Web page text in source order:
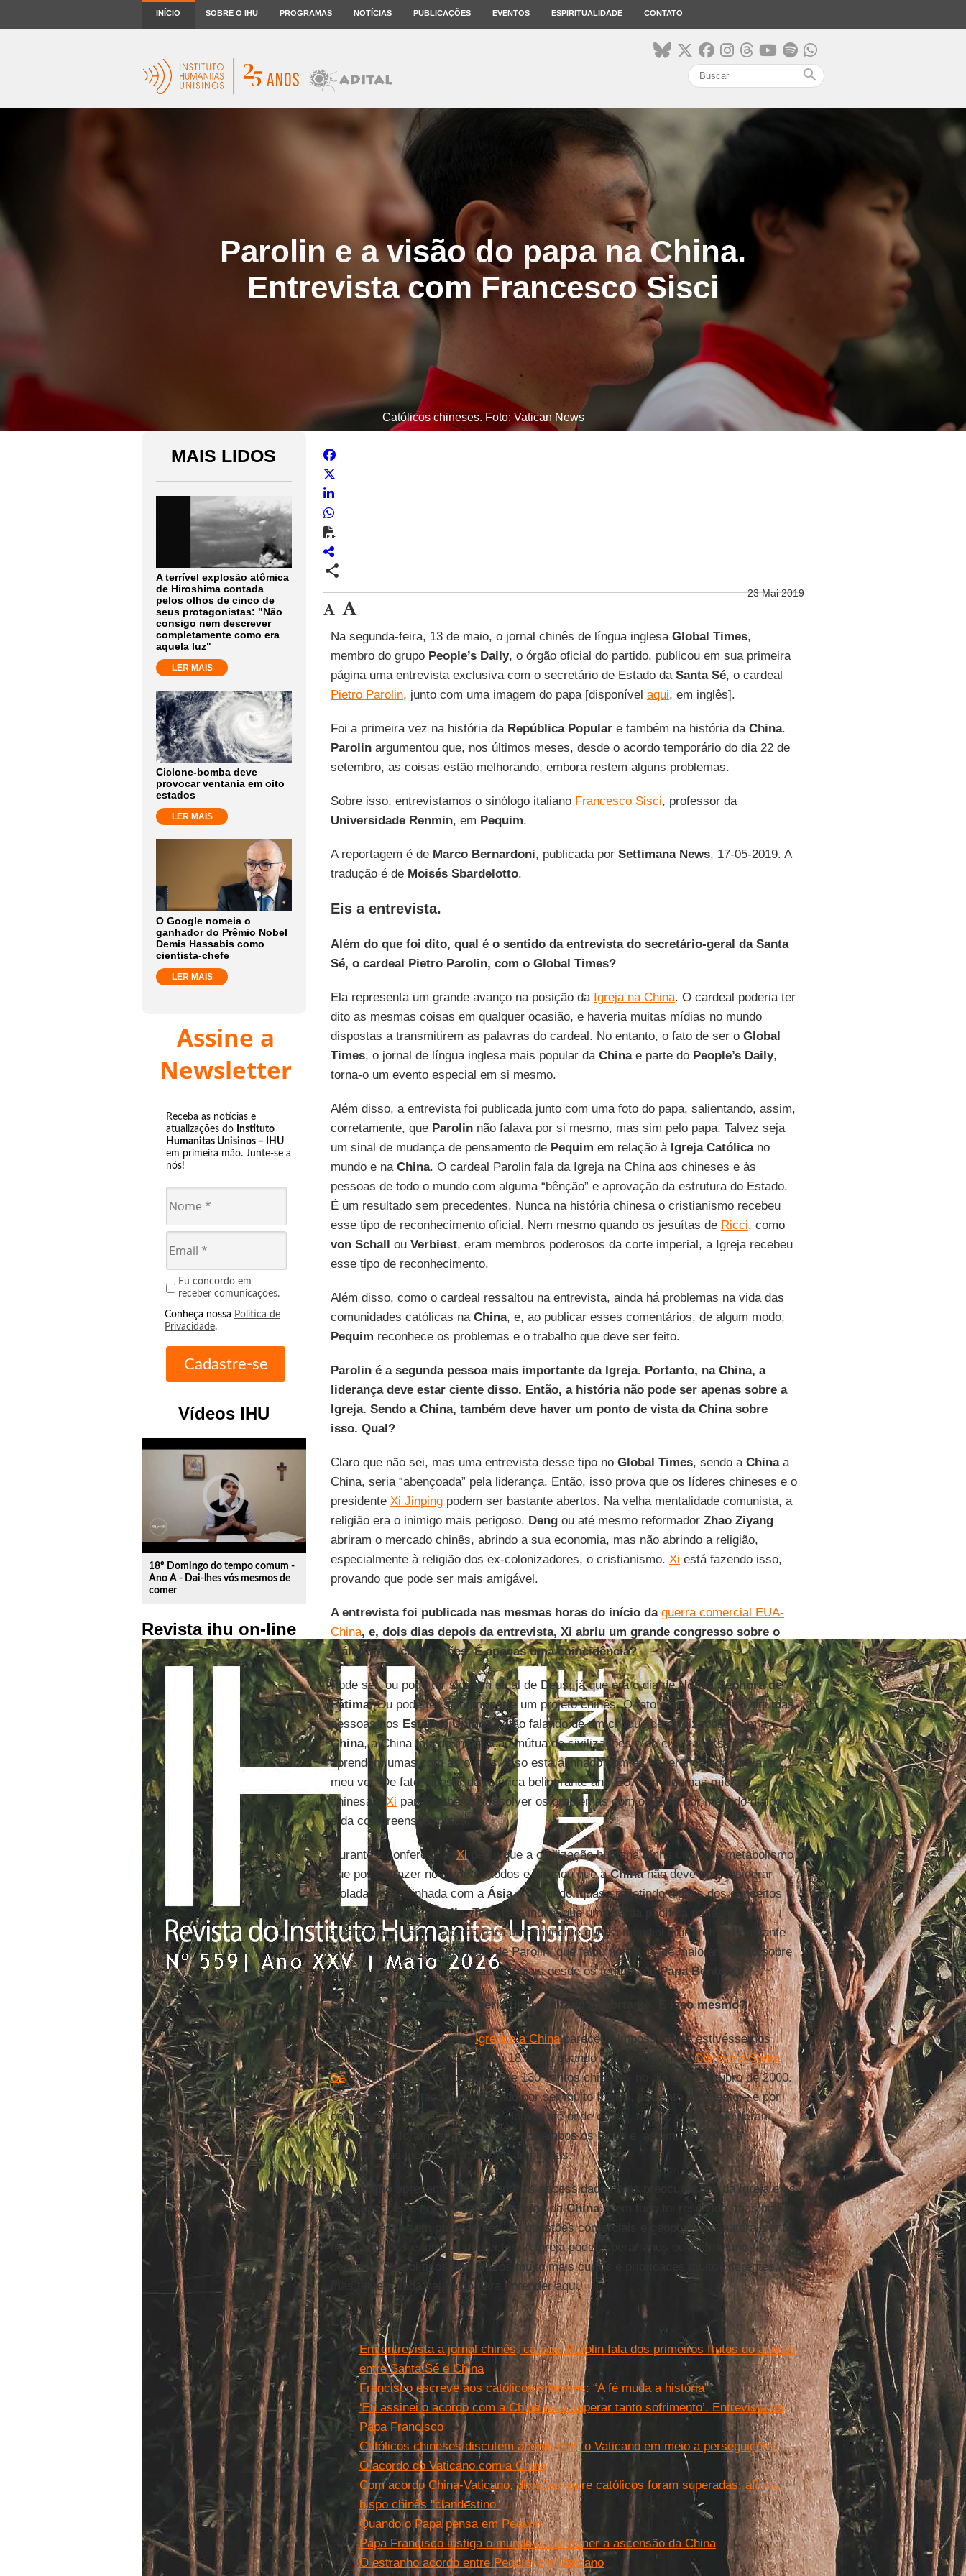
INÍCIO SOBRE O IHU PROGRAMAS NOTÍCIAS PUBLICAÇÕES EVENTOS ESPIRITUALIDADE CONTATO
search
Parolin e a visão do papa na China.
Entrevista com Francesco Sisci
Católicos chineses. Foto: Vatican News
MAIS LIDOS
A terrível explosão atômica
de Hiroshima contada
pelos olhos de cinco de
seus protagonistas: "Não
consigo nem descrever
completamente como era
aquela luz"
LER MAIS
Ciclone-bomba deve
provocar ventania em oito
estados
LER MAIS
O Google nomeia o
ganhador do Prêmio Nobel
Demis Hassabis como
cientista-chefe
LER MAIS
Assine a
Newsletter
Receba as notícias e
atualizações do Instituto
Humanitas Unisinos – IHU
em primeira mão. Junte-se a
nós!
Eu concordo em
receber comunicações.
Conheça nossa Política de
Privacidade.
Vídeos IHU
play_circle_outline
18º Domingo do tempo comum -
Ano A - Dai-lhes vós mesmos de
comer
Revista ihu on-line
share
23 Mai 2019
Na segunda-feira, 13 de maio, o jornal chinês de língua inglesa Global Times,
membro do grupo People’s Daily, o órgão oficial do partido, publicou em sua primeira
página uma entrevista exclusiva com o secretário de Estado da Santa Sé, o cardeal
Pietro Parolin, junto com uma imagem do papa [disponível aqui, em inglês].
Foi a primeira vez na história da República Populare também na história da China.
Parolinargumentou que, nos últimos meses, desde o acordo temporário do dia 22 de
setembro, as coisas estão melhorando, embora restem alguns problemas.
Sobre isso, entrevistamos o sinólogo italiano Francesco Sisci, professor da
Universidade Renmin, em Pequim.
A reportagem é de Marco Bernardoni, publicada por Settimana News, 17-05-2019. A
tradução é de Moisés Sbardelotto.
Eis a entrevista.
Além do que foi dito, qual é o sentido da entrevista do secretário-geral da Santa
Sé, o cardeal Pietro Parolin, com o Global Times?
Ela representa um grande avanço na posição da Igreja na China. O cardeal poderia ter
dito as mesmas coisas em qualquer ocasião, e haveria muitas mídias no mundo
dispostas a transmitirem as palavras do cardeal. No entanto, o fato de ser o Global
Times, o jornal de língua inglesa mais popular da Chinae parte do People’s Daily,
torna-o um evento especial em si mesmo.
Além disso, a entrevista foi publicada junto com uma foto do papa, salientando, assim,
corretamente, que Parolinnão falava por si mesmo, mas sim pelo papa. Talvez seja
um sinal de mudança de pensamento de Pequim em relação à Igreja Católicano
mundo e na China. O cardeal Parolin fala da Igreja na China aos chineses e às
pessoas de todo o mundo com alguma “bênção” e aprovação da estrutura do Estado.
É um resultado sem precedentes. Nunca na história chinesa o cristianismo recebeu
esse tipo de reconhecimento oficial. Nem mesmo quando os jesuítas de Ricci, como
von Schall ou Verbiest, eram membros poderosos da corte imperial, a Igreja recebeu
esse tipo de reconhecimento.
Além disso, como o cardeal ressaltou na entrevista, ainda há problemas na vida das
comunidades católicas na China, e, ao publicar esses comentários, de algum modo,
Pequim reconhece os problemas e o trabalho que deve ser feito.
Parolin é a segunda pessoa mais importante da Igreja. Portanto, na China, a
liderança deve estar ciente disso. Então, a história não pode ser apenas sobre a
Igreja. Sendo a China, também deve haver um ponto de vista da China sobre
isso. Qual?
Claro que não sei, mas uma entrevista desse tipo no Global Times, sendo a Chinaa
China, seria “abençoada” pela liderança. Então, isso prova que os líderes chineses e o
presidente Xi Jinpingpodem ser bastante abertos. Na velha mentalidade comunista, a
religião era o inimigo mais perigoso. Dengou até mesmo reformador Zhao Ziyang
abriram o mercado chinês, abrindo a sua economia, mas não abrindo a religião,
especialmente à religião dos ex-colonizadores, o cristianismo. Xi está fazendo isso,
provando que pode ser mais amigável.
A entrevista foi publicada nas mesmas horas do início da guerra comercial EUA-
China, e, dois dias depois da entrevista, Xi abriu um grande congresso sobre o
diálogo das civilizações. É apenas uma coincidência?
Pode ser, ou pode ter sido um sinal de Deus, já que era o dia deNossa Senhora de
Fátima. Ou pode ter sido em parte um projeto chinês. O fato é que, enquanto algumas
pessoas nos Estados Unidosestão falando de um choque de civilizações com a
China, a China fala de integração mútua de civilizações e de civilizações que
aprendem umas com as outras. Isso está alinhado com as esperanças da Igreja, a
meu ver. De fato, apesar da retórica beligerante anti-EUA em algumas mídias
chinesas, Xi parece aberto a resolver os problemas com osEUApor meio do diálogo
e da compreensão mútua.
Durante a conferência, Xipediu que a civilização humana tenha um novo metabolismo
que possa trazer nova vida a todos e afirmou que aChinanão deve se considerar
isolada, mas alinhada com a Ásiae o mundo, quase refletindo alguns dos conceitos
expressados porParolin. Tudo isso indica que uma saída pacífica pode ser
alcançada. A saída pacífica para uma iminente guerra mundial é um refrão constante
doPapa Francisco e também de Parolin, que falou no dia 14 de maio em Milãosobre
os esforços contra as guerras mundiais desde os tempos doPapa Bento XV.
Se tudo isso for verdade, seria um resultado importante. É isso mesmo?
Essa atual relação entre aIgreja e a Chinapareceria impossível se estivéssemos
olhando para a situação atual há 18 anos, quando a relação entre aChina e a Santa
Séexplodiu com a canonização de 130 santos chineses no dia 1º de outubro de 2000.
O presente resultado foi alcançado por ser muito franco, paciente e honesto – e por
cometer muitos erros honestos. Houve, até onde eu sei, muitas coisas que deram
errado, mas foram feitas de boa-fé por ambos os lados e, assim, ajudaram a
preencher as lacunas, em vez de ampliá-las.
O Vaticano
apresentou claramente as necessidades e as preocupações da Igreja e as
preocupações e necessidades paralelas daChina. Nem tudo foi resolvido, mas houve
um progresso sem precedentes. As questões comerciais e geopolíticas, naturalmente,
têm contornos e tempos diferentes. A Igreja pode esperar anos ou até mesmo
décadas. Os políticos têm prazos muito mais curtos e prioridades muito diferentes,
mas talvez ainda haja algo para aprender aqui.
Leia mais
Em entrevista a jornal chinês, cardeal Parolin fala dos primeiros frutos do acordo
entre Santa Sé e China
Francisco escreve aos católicos chineses: “A fé muda a história”
‘Eu assinei o acordo com a China para superar tanto sofrimento’. Entrevista do
Papa Francisco
Católicos chineses discutem acordo com o Vaticano em meio a perseguições
O acordo do Vaticano com a China
Com acordo China-Vaticano, divisões entre católicos foram superadas, afirma
bispo chinês ''clandestino''
Quando o Papa pensa em Pequim
Papa Francisco instiga o mundo a não temer a ascensão da China
O estranho acordo entre Pequim e o Vaticano